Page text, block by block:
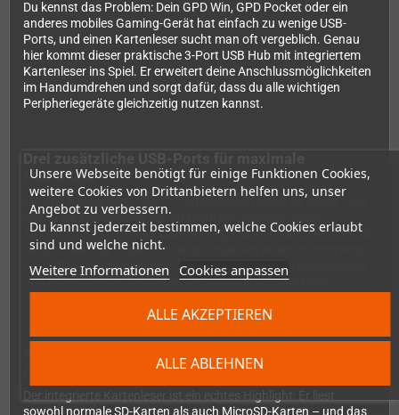
Unsere Webseite benötigt für einige Funktionen Cookies,
weitere Cookies von Drittanbietern helfen uns, unser
Angebot zu verbessern.
Du kannst jederzeit bestimmen, welche Cookies erlaubt
sind und welche nicht.
Weitere Informationen Cookies anpassen
ALLE ABLEHNEN
ALLE AKZEPTIEREN
Du kennst das Problem: Dein GPD Win, GPD Pocket oder ein
anderes mobiles Gaming-Gerät hat einfach zu wenige USB-
Ports, und einen Kartenleser sucht man oft vergeblich. Genau
hier kommt dieser praktische 3-Port USB Hub mit integriertem
Kartenleser ins Spiel. Er erweitert deine Anschlussmöglichkeiten
im Handumdrehen und sorgt dafür, dass du alle wichtigen
Peripheriegeräte gleichzeitig nutzen kannst.
Flexibilität
Mit drei vollwertigen USB 2.0-Anschlüssen bietet dir dieser Hub
genau die Erweiterung, die du brauchst. Schließe Maus,
Tastatur, Controller oder USB-Sticks gleichzeitig an – perfekt für
längere Gaming-Sessions oder produktives Arbeiten unterwegs.
Die USB 2.0-Technologie garantiert dabei stabile Verbindungen
und ausreichende Geschwindigkeit für die meisten Retro-